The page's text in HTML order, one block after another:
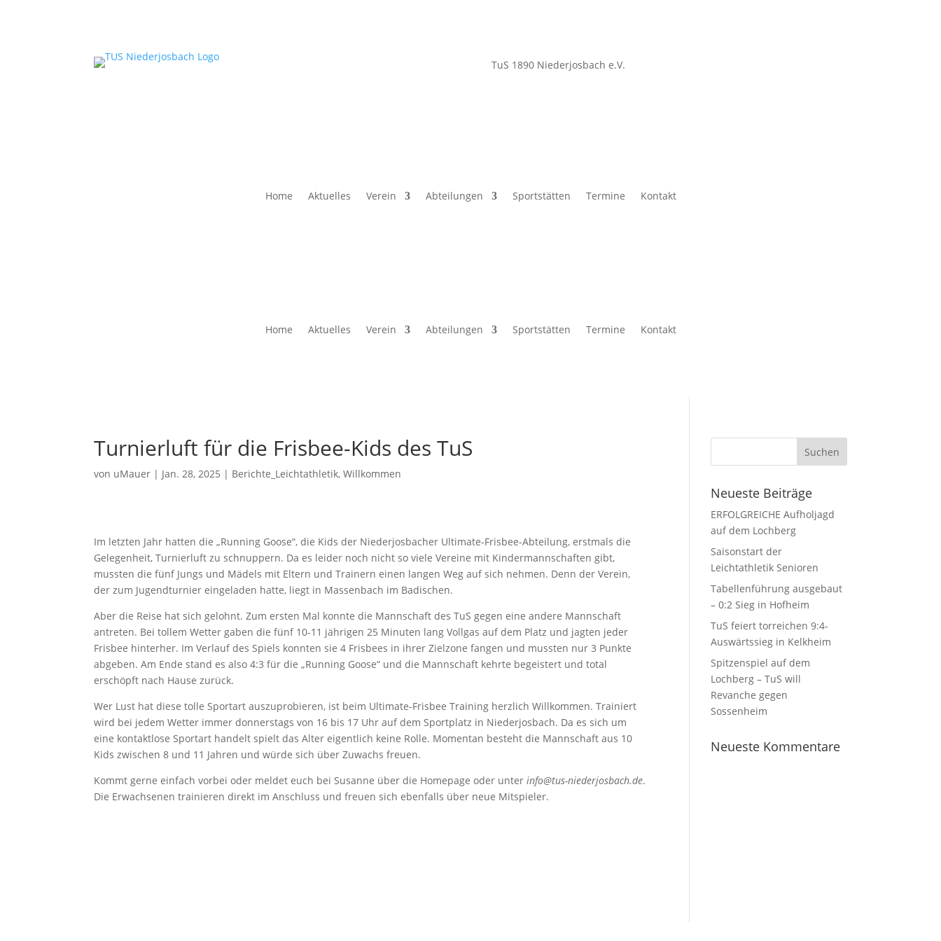
TuS 1890 Niederjosbach e.V.
Home Aktuelles Verein Abteilungen Sportstätten Termine Kontakt
Home Aktuelles Verein Abteilungen Sportstätten Termine Kontakt
Turnierluft für die Frisbee-Kids des TuS
von uMauer | Jan. 28, 2025 | Berichte_Leichtathletik,Willkommen
Im letzten Jahr hatten die „Running Goose“, die Kids der Niederjosbacher Ultimate-Frisbee-Abteilung, erstmals die
Gelegenheit, Turnierluft zu schnuppern. Da es leider noch nicht so viele Vereine mit Kindermannschaften gibt,
mussten die fünf Jungs und Mädels mit Eltern und Trainern einen langen Weg auf sich nehmen. Denn der Verein,
der zum Jugendturnier eingeladen hatte, liegt in Massenbach im Badischen.
Aber die Reise hat sich gelohnt. Zum ersten Mal konnte die Mannschaft des TuS gegen eine andere Mannschaft
antreten. Bei tollem Wetter gaben die fünf 10-11 jährigen 25 Minuten lang Vollgas auf dem Platz und jagten jeder
Frisbee hinterher. Im Verlauf des Spiels konnten sie 4 Frisbees in ihrer Zielzone fangen und mussten nur 3 Punkte
abgeben. Am Ende stand es also 4:3 für die „Running Goose“ und die Mannschaft kehrte begeistert und total
erschöpft nach Hause zurück.
Wer Lust hat diese tolle Sportart auszuprobieren, ist beim Ultimate-Frisbee Training herzlich Willkommen. Trainiert
wird bei jedem Wetter immer donnerstags von 16 bis 17 Uhr auf dem Sportplatz in Niederjosbach. Da es sich um
eine kontaktlose Sportart handelt spielt das Alter eigentlich keine Rolle. Momentan besteht die Mannschaft aus 10
Kids zwischen 8 und 11 Jahren und würde sich über Zuwachs freuen.
Kommt gerne einfach vorbei oder meldet euch bei Susanne über die Homepage oder unterinfo@tus-niederjosbach.de.
Die Erwachsenen trainieren direkt im Anschluss und freuen sich ebenfalls über neue Mitspieler.
Neueste Beiträge
ERFOLGREICHE Aufholjagd
auf dem Lochberg
Saisonstart der
Leichtathletik Senioren
Tabellenführung ausgebaut
– 0:2 Sieg in Hofheim
TuS feiert torreichen 9:4-
Auswärtssieg in Kelkheim
Spitzenspiel auf dem
Lochberg – TuS will
Revanche gegen
Sossenheim
Neueste Kommentare